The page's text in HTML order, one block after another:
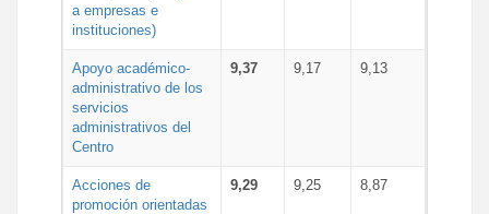
a empresas e
instituciones)
Apoyo académico-
administrativo de los
servicios
administrativos del
Centro
9,37 9,17 9,13
Acciones de
promoción orientadas
9,29 9,25 8,87